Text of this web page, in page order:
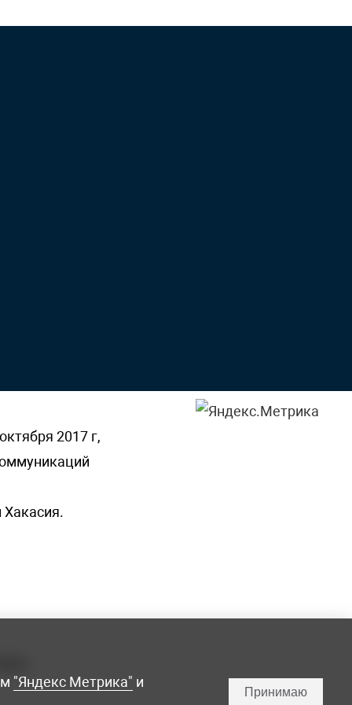
2017 г,
Хакасия.
"Яндекс Метрика" и
Принимаю